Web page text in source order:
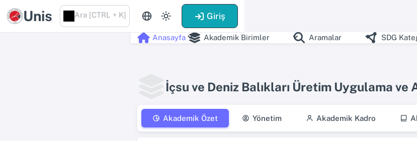
Unis Ara [CTRL + K] Giriş
Anasayfa Akademik Birimler Aramalar SDG
İçsu ve Deniz Balıkları Üretim Uygulama ve
Akademik Özet Yönetim Akademik Kadro